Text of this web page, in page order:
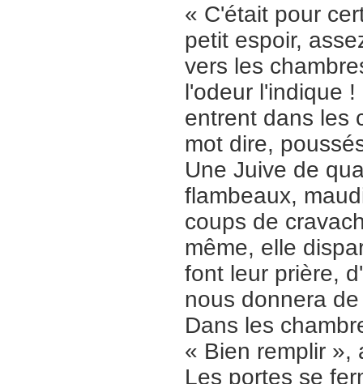
« C'était pour
petit espoir,
vers les
l'odeur l'indique
entrent dans les
mot dire,
Une Juive de
flambeaux,
coups de
même, elle
font leur prière,
nous donnera
Dans les
« Bien remplir »,
Les portes se